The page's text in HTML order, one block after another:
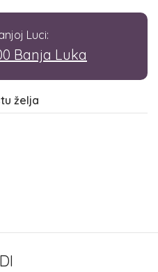
Luci:
Banja Luka
želja